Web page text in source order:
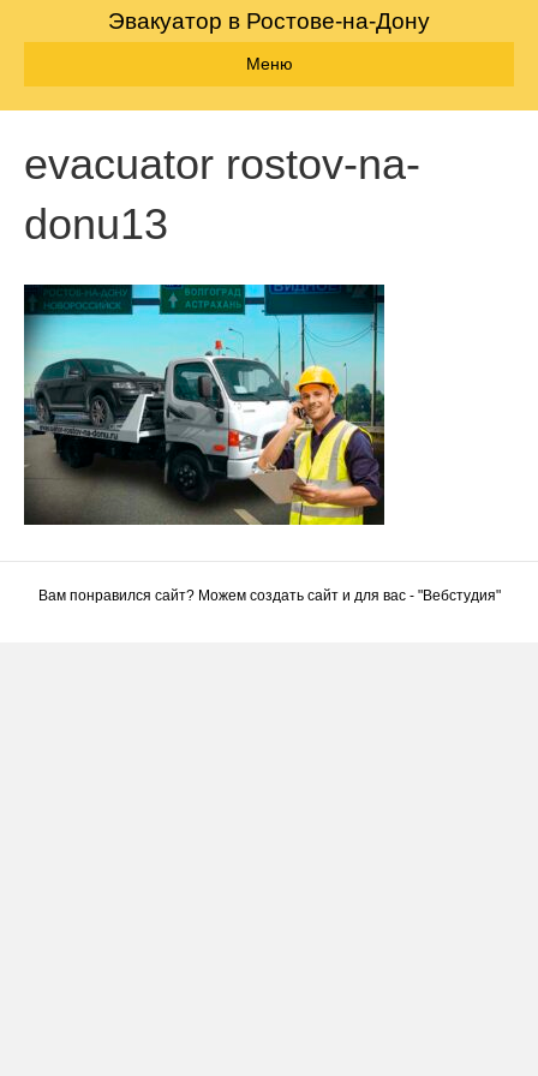
Эвакуатор в Ростове-на-Дону
Меню
evacuator rostov-na-
donu13
Вам понравился сайт? Можем создать сайт и для вас - "Вебстудия"